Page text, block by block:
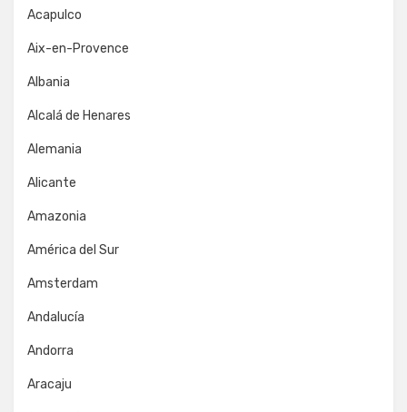
Acapulco
Aix-en-Provence
Albania
Alcalá de Henares
Alemania
Alicante
Amazonia
América del Sur
Amsterdam
Andalucía
Andorra
Aracaju